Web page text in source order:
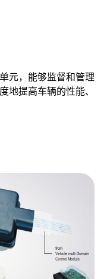
元，能够监督和管理
地提高车辆的性能、